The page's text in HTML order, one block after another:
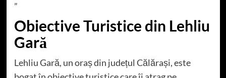
Obiective Turistice din Lehliu
Gară
Lehliu Gară, un oraș din județul Călărași, este